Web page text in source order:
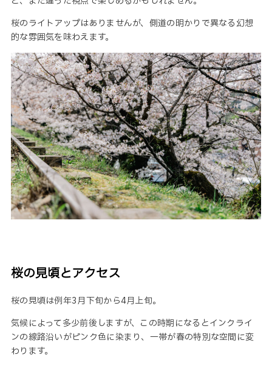
桜のライトアップはありませんが、側道の明かりで異なる幻想
的な雰囲気を味わえます。
桜の見頃とアクセス
桜の見頃は例年3月下旬から4月上旬。
気候によって多少前後しますが、この時期になるとインクライ
ンの線路沿いがピンク色に染まり、一帯が春の特別な空間に変
わります。